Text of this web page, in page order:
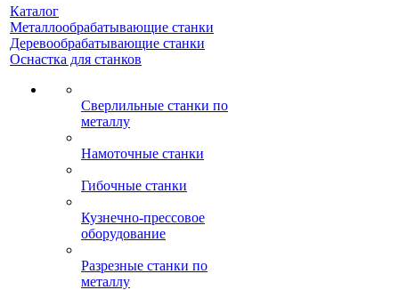
Каталог
Металлообрабатывающие станки
Деревообрабатывающие станки
Оснастка для станков
Сверлильные станки по
металлу
Намоточные станки
Гибочные станки
Кузнечно-прессовое
оборудование
Разрезные станки по
металлу